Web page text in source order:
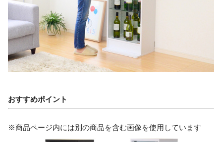
おすすめポイント
※商品ページ内には別の商品を含む画像を使用しています